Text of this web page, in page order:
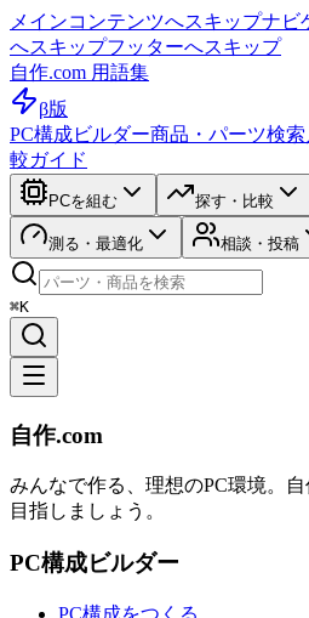
メインコンテンツへスキップナビ
へスキップフッターへスキップ
自作.com 用語集
β版
PC構成ビルダー商品・パーツ検索
較ガイド
PCを組む 探す・比較
測る・最適化 相談・投稿
⌘K
自作.com
みんなで作る、理想のPC環境。
目指しましょう。
PC構成ビルダー
PC構成をつくる